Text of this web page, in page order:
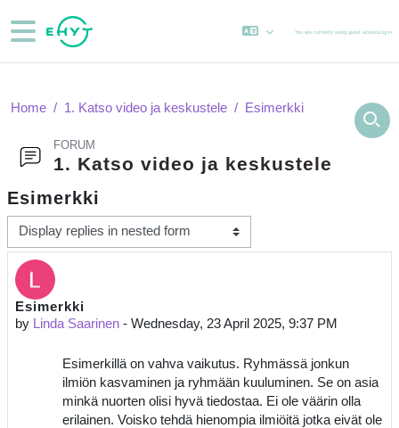
Side panel
You are currently using guest accessLog in
Home 1. Katso video ja keskustele Esimerkki
FORUM
1. Katso video ja keskustele
Esimerkki
Display mode
Esimerkki
by
Linda Saarinen - Wednesday, 23 April 2025, 9:37 PM
Number of replies: 0
Esimerkillä on vahva vaikutus. Ryhmässä jonkun
ilmiön kasvaminen ja ryhmään kuuluminen. Se on asia
minkä nuorten olisi hyvä tiedostaa. Ei ole väärin olla
erilainen. Voisko tehdä hienompia ilmiöitä jotka eivät ole